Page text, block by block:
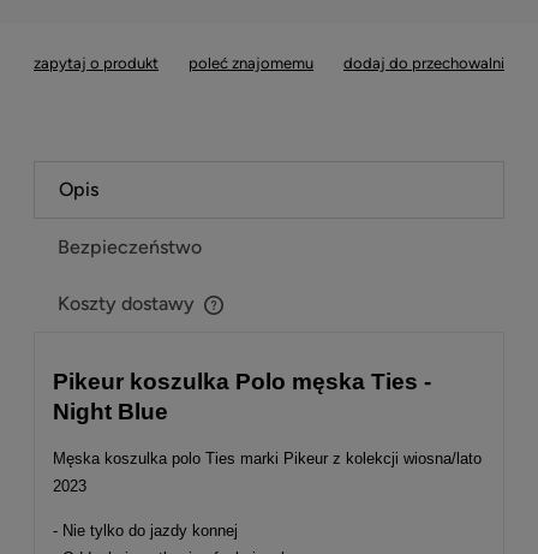
zapytaj o produkt poleć znajomemu dodaj do przechowalni
Opis
Bezpieczeństwo
Koszty dostawy
Pikeur koszulka Polo męska Ties -
Night Blue
Męska koszulka polo Ties marki Pikeur z kolekcji wiosna/lato
2023
- Nie tylko do jazdy konnej